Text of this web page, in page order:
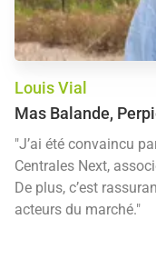
Louis Vial
Mas Balande,
"J’ai été convaincu
Centrales Next,
De plus, c’est
acteurs du marché."